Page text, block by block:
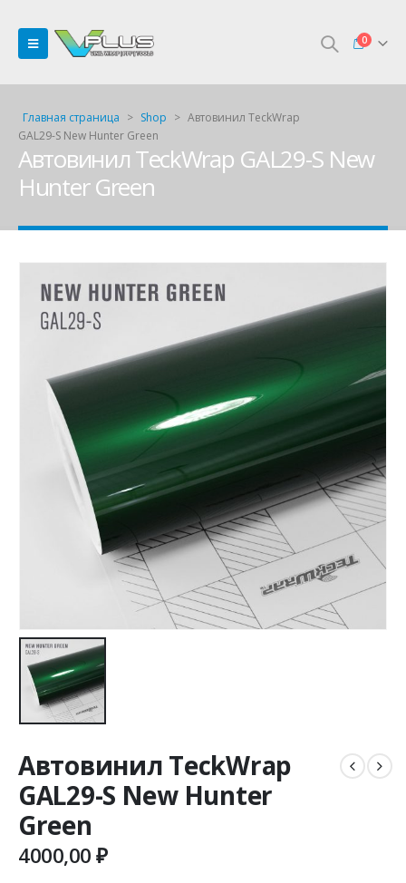
0
Главная страница > Shop > Автовинил TeckWrap
GAL29-S New Hunter Green
Автовинил TeckWrap GAL29-S New
Hunter Green
Автовинил TeckWrap
GAL29-S New Hunter
Green
4000,00₽